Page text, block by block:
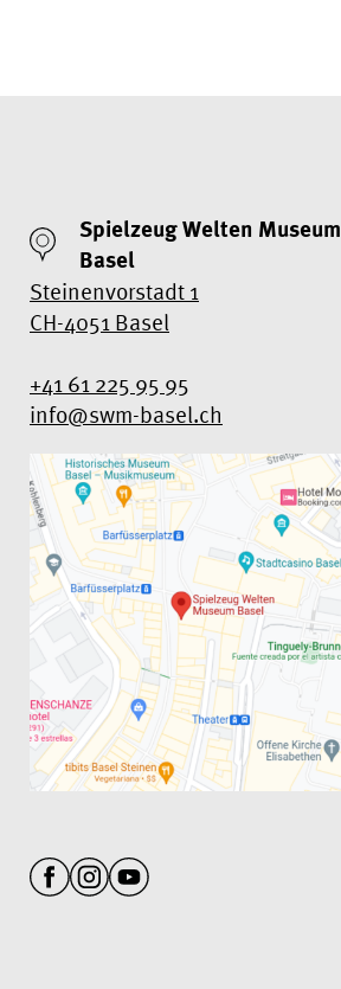
Spielzeug Welten Museum
Basel
Steinenvorstadt 1
CH-4051 Basel
+41 61 225 95 95
info@swm-basel.ch